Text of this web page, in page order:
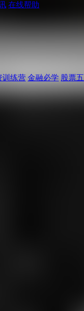
在线帮助
训练营 金融必学 股票